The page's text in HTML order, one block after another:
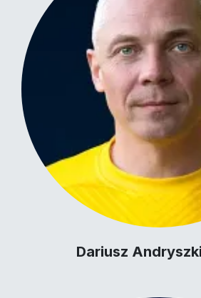
Dariusz